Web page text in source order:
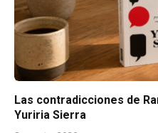
Las contradicciones de
Yuriria Sierra